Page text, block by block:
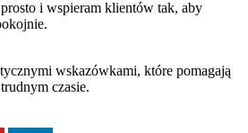
i wspieram klientów tak, aby
wskazówkami, które pomagają
czasie.